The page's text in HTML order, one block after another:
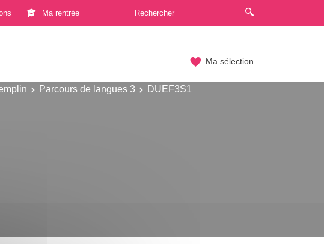
Ma rentrée
Ma sélection
Parcours de langues 3
DUEF3S1